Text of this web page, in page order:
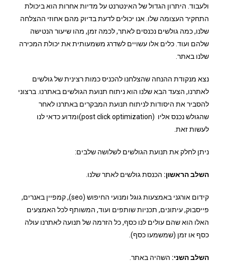
ולעבוד. היתרון הגדול של האינטרנט על מדיות אחרות הוא ביכולת
התחקיר העצומה שלו. אנו יכולים לדעת בדיוק מהם אחוזי ההצלחה
שלנו, כמה גולשים נכנסים לאתר, לכמה זמן, מהו שיעור הנטישה
שלהם ועוד. כלים אלו עשויים לשדרג משמעותית את יכולת המכירה
שלנו באתר.
נצא מנקודת ההנחה שהצלחנו להכניס כמות רצינית של גולשים
לאתרנו, הצעד הבא שלנו הוא ניתוח תנועת הגולשים באתרנו. ברצוני
להסביר את היסודות לניתוח תנועת המבקרים באתרנו לאחר
שהגולש נכנס אליו (post click optimization)ומדוע כדאי לנו
לעשות זאת.
ניתן לחלק את תנועת הגולשים לשלושה שלבים:
השלב הראשון: הכנסת גולשים לאתר שלנו.
קידום אורגני באמצעות גוגל ומנועי החיפוש (seo), קמפיין באנרים,
פייסבוק, עיתונים, תכניות שותפים ועוד, המשותף לכל האמצעים
האלו הוא שהם עולים לנו כסף, כל הזרמה של תנועה לאתרנו עולה
כסף או זמן (שמשמעו כסף).
השלב השני: השהיה באתר.